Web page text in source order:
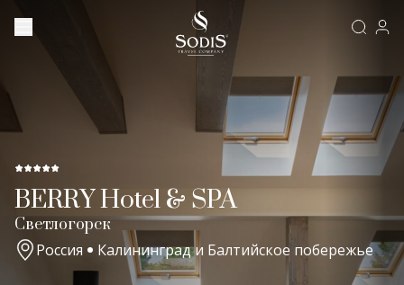
BERRY Hotel & SPA
Светлогорск
Россия
Калининград и Балтийское побережье